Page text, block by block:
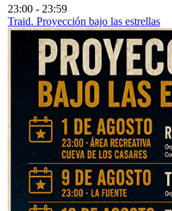
23:00 - 23:59
Traid. Proyección bajo las estrellas